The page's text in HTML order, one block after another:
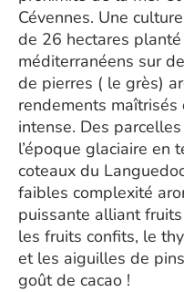
Cévennes. Une
de 26 hectares
méditerranéens sur
de pierres ( le grès)
rendements
intense. Des
l’époque glaciaire en
coteaux du
faibles complexité
puissante alliant
les fruits confits, le
et les aiguilles de
goût de cacao !